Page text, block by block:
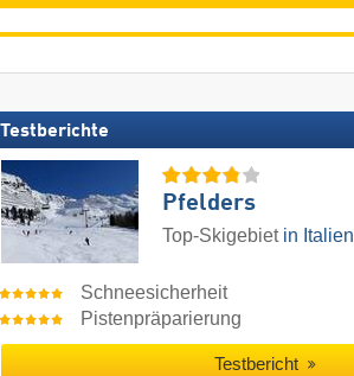
Testberichte
Pfelders
Top-Skigebiet in Italien
Schneesicherheit
Pistenpräparierung
Testbericht